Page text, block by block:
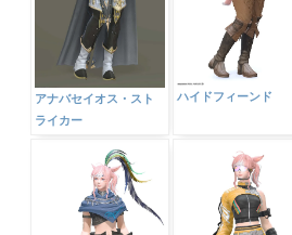
アナバセイオス・スト
ライカー
ハイドフィーンド